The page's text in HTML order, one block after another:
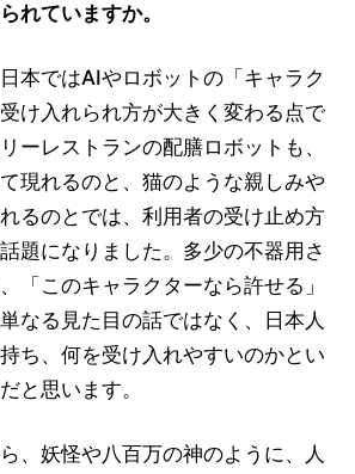
れていますか。
本ではAIやロボットの「キャラク
け入れられ方が大きく変わる点で
ーレストランの配膳ロボットも、
現れるのと、猫のような親しみや
るのとでは、利用者の受け止め方
題になりました。多少の不器用さ
「このキャラクターなら許せる」
なる見た目の話ではなく、日本人
ち、何を受け入れやすいのかとい
と思います。
、妖怪や八百万の神のように、人